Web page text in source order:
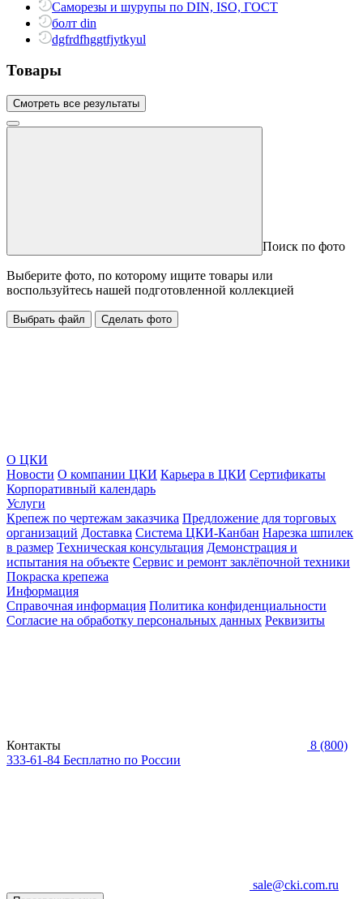
Саморезы и шурупы по DIN, ISO, ГОСТ
болт din
dgfrdfhggtfjytkyul
Товары
Смотреть все результаты
Поиск по фото
Выберите фото, по которому ищите товары или
воспользуйтесь нашей подготовленной коллекцией
Выбрать файл Сделать фото
О ЦКИ
Новости О компании ЦКИ Карьера в ЦКИ Сертификаты
Корпоративный календарь
Услуги
Крепеж по чертежам заказчика Предложение для торговых
организаций Доставка Система ЦКИ-Канбан Нарезка шпилек
в размер Техническая консультация Демонстрация и
испытания на объекте Сервис и ремонт заклёпочной техники
Покраска крепежа
Информация
Справочная информация Политика конфиденциальности
Согласие на обработку персональных данных Реквизиты
Контакты
8 (800)
333-61-84 Бесплатно по России
sale@cki.com.ru